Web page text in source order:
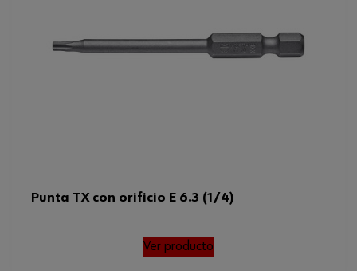
Punta TX con orificio E 6.3 (1/4)
Ver producto